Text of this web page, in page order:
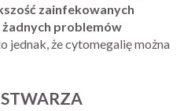
zainfekowanych
problemów
jednak, że cytomegalię można